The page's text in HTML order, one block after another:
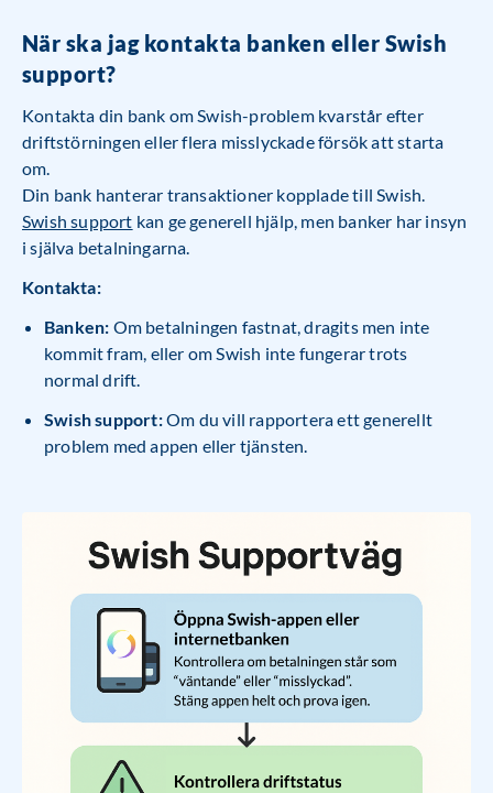
När ska jag kontakta banken eller Swish
support?
Kontakta din bank om Swish-problem kvarstår efter
driftstörningen eller flera misslyckade försök att starta
om.
Din bank hanterar transaktioner kopplade till Swish.
Swish support kan ge generell hjälp, men banker har insyn
i själva betalningarna.
Kontakta:
Banken: Om betalningen fastnat, dragits men inte
kommit fram, eller om Swish inte fungerar trots
normal drift.
Swish support:Om du vill rapportera ett generellt
problem med appen eller tjänsten.